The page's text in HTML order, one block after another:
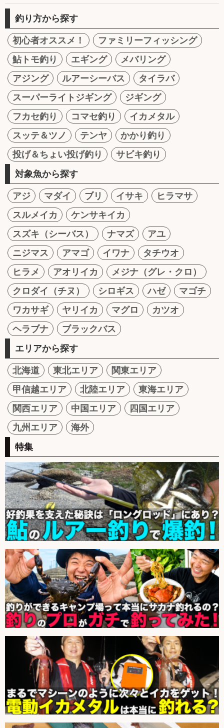
釣り方から探す
初心者オススメ！
ファミリーフィッシング
鮎トモ釣り
エギング
メバリング
アジング
ルアーシーバス
タイラバ
スーパーライトジギング
ジギング
フカセ釣り
コマセ釣り
イカメタル
スッテ＆ツノ
テンヤ
かかり釣り
投げ＆ちょい投げ釣り
サビキ釣り
対象魚から探す
アジ マダイ ブリ イサキ
ヒラマサ
スルメイカ
ケンサキイカ
スズキ（シーバス）
ナマズ
アユ
ニジマス
アマゴ イワナ
タチウオ
ヒラメ
アオリイカ
メジナ（グレ・クロ）
クロダイ（チヌ）
シロギス ハゼ
マゴチ
ワカサギ
ヤリイカ マグロ
カツオ
ヘラブナ
ブラックバス
エリアから探す
北海道 東北エリア
関東エリア
甲信越エリア
北陸エリア
東海エリア
関西エリア
中国エリア
四国エリア
九州エリア
海外
特集